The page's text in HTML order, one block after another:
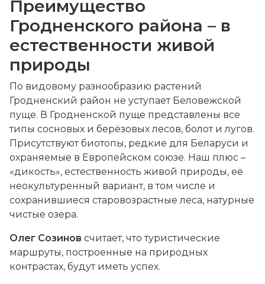
Преимущество
Гродненского района – в
естественности живой
природы
По видовому разнообразию растений
Гродненский район не уступает Беловежской
пуще. В Гродненской пуще представлены все
типы сосновых и берёзовых лесов, болот и лугов.
Присутствуют биотопы, редкие для Беларуси и
охраняемые в Европейском союзе. Наш плюс –
«дикость», естественность живой природы, её
неокультуренный вариант, в том числе и
сохранившиеся старовозрастные леса, натурные
чистые озера.
Олег Созинов считает, что туристические
маршруты, построенные на природных
контрастах, будут иметь успех.